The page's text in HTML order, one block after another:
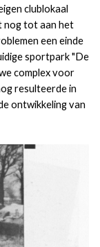
clublokaal
nog tot aan het
een einde
sportpark "De
complex voor
resulteerde in
ontwikkeling van